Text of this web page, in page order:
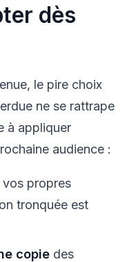
dès
le pire choix
ne se rattrape
à appliquer
audience :
vos propres
tronquée est
copie des